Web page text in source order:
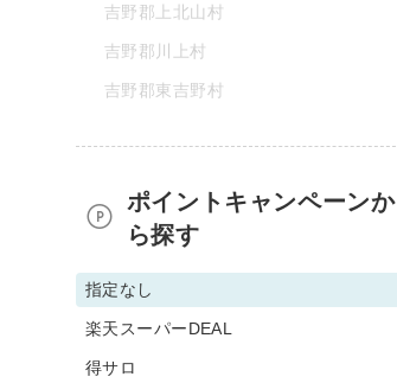
吉野郡上北山村
吉野郡川上村
吉野郡東吉野村
ポイントキャンペーンか
ら探す
指定なし
楽天スーパーDEAL
得サロ